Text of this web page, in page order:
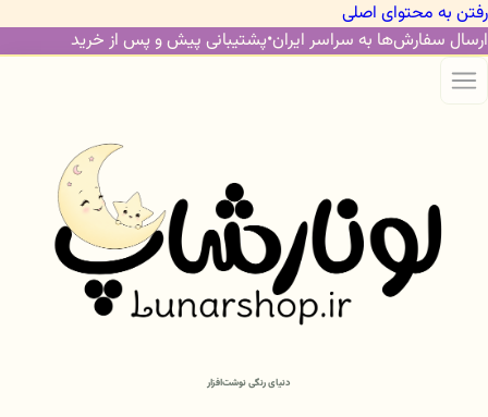
رفتن به محتوای اصلی
ارسال سفارش‌ها به سراسر ایران•پشتیبانی پیش و پس از خرید
دنیای رنگی نوشت‌افزار